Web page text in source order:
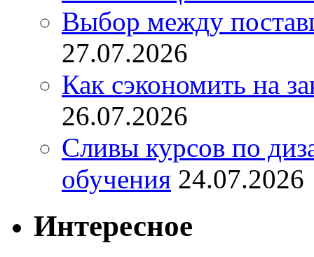
Выбор между
27.07.2026
Как сэкономить на
26.07.2026
Сливы курсов по
обучения 24.07.2026
Интересное